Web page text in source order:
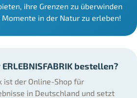
ihre Grenzen zu überwinden
in der Natur zu erleben!
bestellen?
ist der Online-Shop für
in Deutschland und setzt